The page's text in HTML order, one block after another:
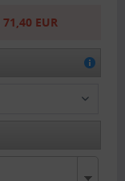
71,40 EUR